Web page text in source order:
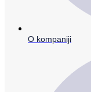
O kompaniji